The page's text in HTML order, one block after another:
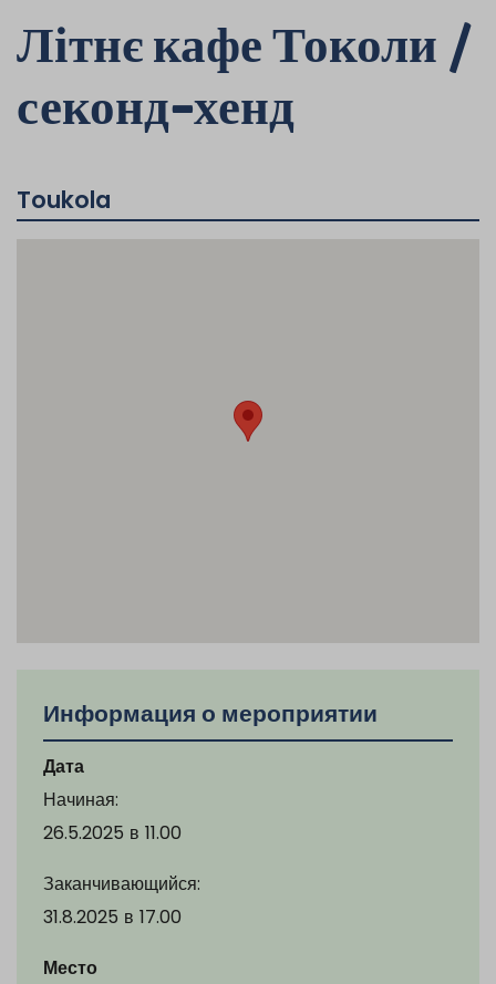
Літнє кафе Токоли /
секонд-хенд
Toukola
Информация о мероприятии
Дата
Начиная:
26.5.2025 в 11.00
Заканчивающийся:
31.8.2025 в 17.00
Место